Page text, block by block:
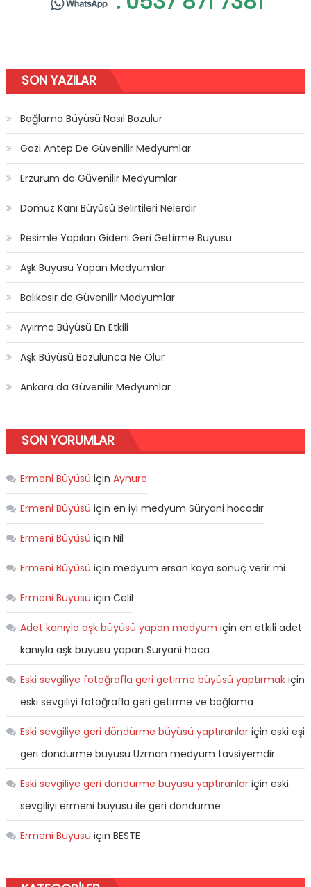
SON YAZILAR
Bağlama Büyüsü Nasıl Bozulur
Gazi Antep De Güvenilir Medyumlar
Erzurum da Güvenilir Medyumlar
Domuz Kanı Büyüsü Belirtileri Nelerdir
Resimle Yapılan Gideni Geri Getirme Büyüsü
Aşk Büyüsü Yapan Medyumlar
Balıkesir de Güvenilir Medyumlar
Ayırma Büyüsü En Etkili
Aşk Büyüsü Bozulunca Ne Olur
Ankara da Güvenilir Medyumlar
SON YORUMLAR
Ermeni Büyüsü için Aynure
Ermeni Büyüsü için en iyi medyum Süryani hocadır
Ermeni Büyüsü için Nil
Ermeni Büyüsü için medyum ersan kaya sonuç verir mi
Ermeni Büyüsü için Celil
Adet kanıyla aşk büyüsü yapan medyum için en etkili adet
kanıyla aşk büyüsü yapan Süryani hoca
Eski sevgiliye fotoğrafla geri getirme büyüsü yaptırmakiçin
eski sevgiliyi fotoğrafla geri getirme ve bağlama
Eski sevgiliye geri döndürme büyüsü yaptıranlariçin eski eşi
geri döndürme büyüsü Uzman medyum tavsiyemdir
Eski sevgiliye geri döndürme büyüsü yaptıranlariçin eski
sevgiliyi ermeni büyüsü ile geri döndürme
Ermeni Büyüsü için BESTE